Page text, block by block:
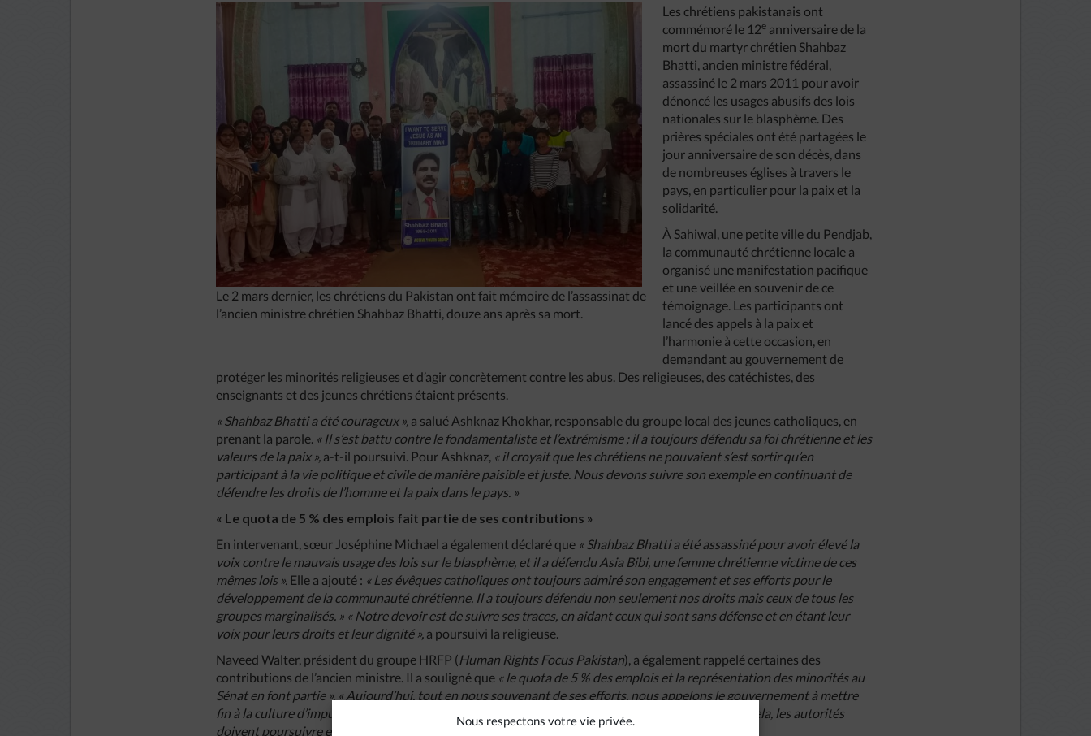
Nous respectons votre vie privée.
Le 2 mars dernier, les chrétiens du Pakistan ont fait mémoire de l’assassinat de
l’ancien ministre chrétien Shahbaz Bhatti, douze ans après sa mort.
Les chrétiens pakistanais ont
commémoré le 12e anniversaire de la
mort du martyr chrétien Shahbaz
Bhatti, ancien ministre fédéral,
assassiné le 2 mars 2011 pour avoir
dénoncé les usages abusifs des lois
nationales sur le blasphème. Des
prières spéciales ont été partagées le
jour anniversaire de son décès, dans
de nombreuses églises à travers le
pays, en particulier pour la paix et la
solidarité.
À Sahiwal, une petite ville du Pendjab,
la communauté chrétienne locale a
organisé une manifestation pacifique
et une veillée en souvenir de ce
témoignage. Les participants ont
lancé des appels à la paix et
l’harmonie à cette occasion, en
demandant au gouvernement de
protéger les minorités religieuses et d’agir concrètement contre les abus. Des religieuses, des catéchistes, des
enseignants et des jeunes chrétiens étaient présents.
« Shahbaz Bhatti a été courageux », a salué Ashknaz Khokhar, responsable du groupe local des jeunes catholiques, en
prenant la parole. « Il s’est battu contre le fondamentaliste et l’extrémisme ; il a toujours défendu sa foi chrétienne et les
valeurs de la paix », a-t-il poursuivi. Pour Ashknaz, « il croyait que les chrétiens ne pouvaient s’est sortir qu’en
participant à la vie politique et civile de manière paisible et juste. Nous devons suivre son exemple en continuant de
défendre les droits de l’homme et la paix dans le pays. »
« Le quota de 5 % des emplois fait partie de ses contributions »
En intervenant, sœur Joséphine Michael a également déclaré que « Shahbaz Bhatti a été assassiné pour avoir élevé la
voix contre le mauvais usage des lois sur le blasphème, et il a défendu Asia Bibi, une femme chrétienne victime de ces
mêmes lois ». Elle a ajouté : « Les évêques catholiques ont toujours admiré son engagement et ses efforts pour le
développement de la communauté chrétienne. Il a toujours défendu non seulement nos droits mais ceux de tous les
groupes marginalisés. » « Notre devoir est de suivre ses traces, en aidant ceux qui sont sans défense et en étant leur
voix pour leurs droits et leur dignité », a poursuivi la religieuse.
Naveed Walter, président du groupe HRFP (Human Rights Focus Pakistan), a également rappelé certaines des
contributions de l’ancien ministre. Il a souligné que « le quota de 5 % des emplois et la représentation des minorités au
Sénat en font partie ». « Aujourd’hui, tout en nous souvenant de ses efforts, nous appelons le gouvernement à mettre
fin à la culture d’impunité et à l’extrémisme qui sont alimentés par les lois sur le blasphème. Pour cela, les autorités
doivent poursuivre en justice ses assassins et leurs complices »,a-t-il ajouté.